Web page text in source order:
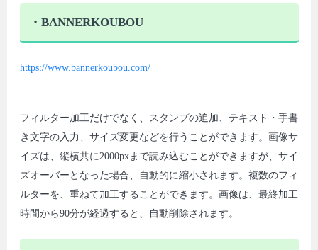
・BANNERKOUBOU
https://www.bannerkoubou.com/
フィルター加工だけでなく、スタンプの追加、テキスト・手書
き文字の入力、サイズ変更などを行うことができます。画像サ
イズは、縦横共に2000pxまで読み込むことができますが、サイ
ズオーバーとなった場合、自動的に縮小されます。複数のフィ
ルターを、重ねて加工することができます。画像は、最終加工
時間から90分が経過すると、自動削除されます。